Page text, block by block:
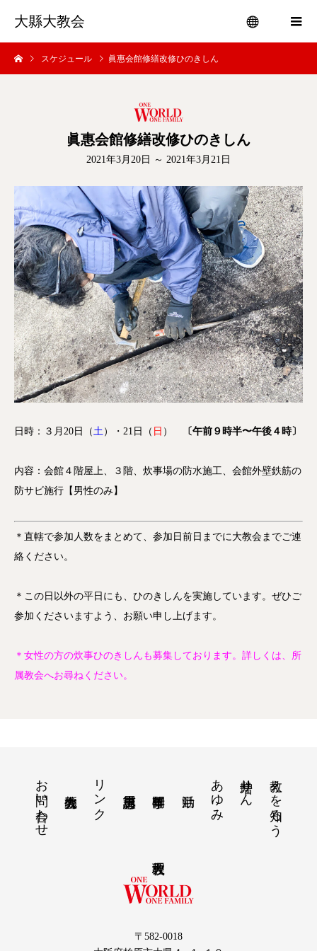
大縣大教会
スケジュール 眞惠会館修繕改修ひのきしん
眞惠会館修繕改修ひのきしん
2021年3月20日 ～ 2021年3月21日
日時：３月20日（土）・21日（ 日 ） 〔午前９時半〜午後４時〕
内容：会館４階屋上、３階、炊事場の防水施工、会館外壁鉄筋の
防サビ施行【男性のみ】
＊直轄で参加人数をまとめて、参加日前日までに大教会までご連
絡ください。
＊この日以外の平日にも、ひのきしんを実施しています。ぜひご
参加くださいますよう、お願い申し上げます。
＊女性の方の炊事ひのきしんも募集しております。詳しくは、所
属教会へお尋ねください。
教えを知ろう
増井りん
あゆみ
リンク
お問い合わせ
〒582-0018